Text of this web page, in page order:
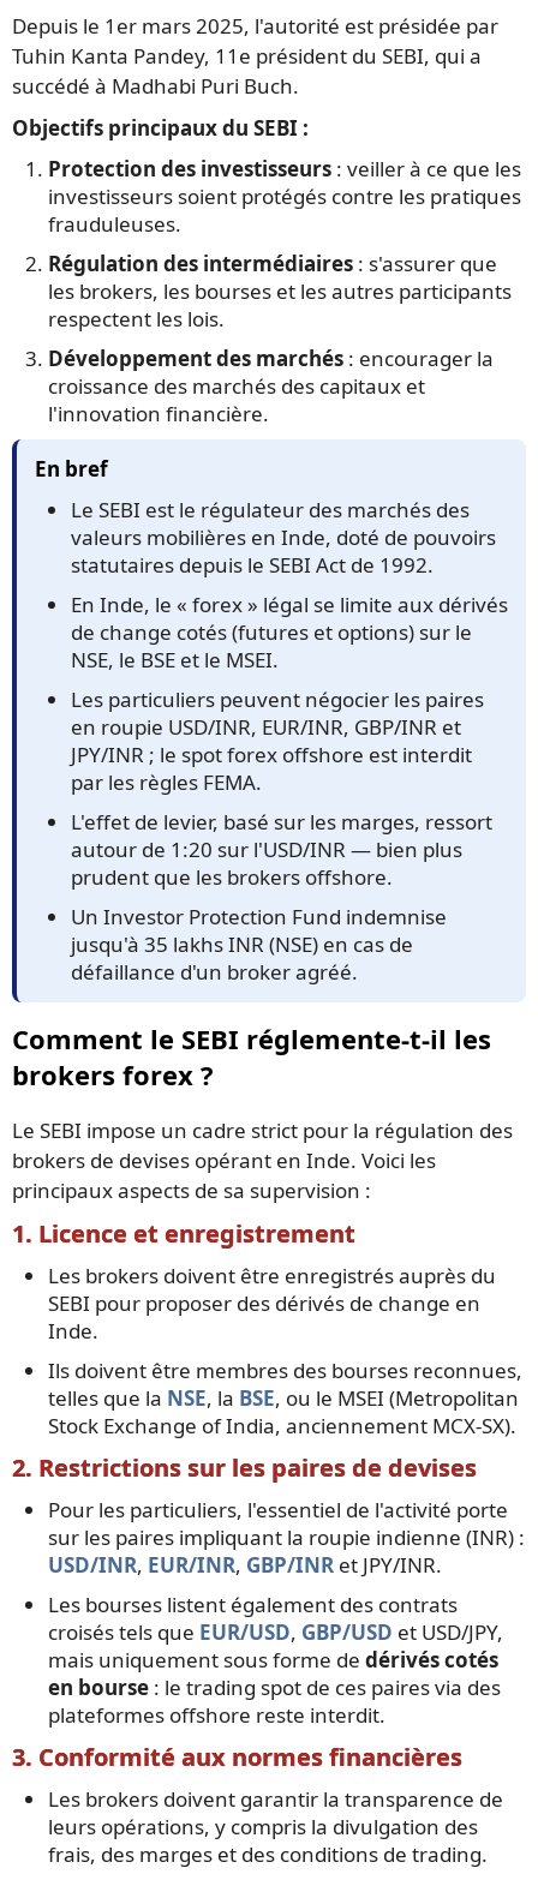
Depuis le 1er mars 2025, l'autorité est présidée par
Tuhin Kanta Pandey, 11e président du SEBI, qui a
succédé à Madhabi Puri Buch.
Objectifs principaux du SEBI :
Protection des investisseurs : veiller à ce que les
investisseurs soient protégés contre les pratiques
frauduleuses.
Régulation des intermédiaires : s'assurer que
les brokers, les bourses et les autres participants
respectent les lois.
Développement des marchés : encourager la
croissance des marchés des capitaux et
l'innovation financière.
En bref
Le SEBI est le régulateur des marchés des
valeurs mobilières en Inde, doté de pouvoirs
statutaires depuis le SEBI Act de 1992.
En Inde, le « forex » légal se limite aux dérivés
de change cotés (futures et options) sur le
NSE, le BSE et le MSEI.
Les particuliers peuvent négocier les paires
en roupie USD/INR, EUR/INR, GBP/INR et
JPY/INR ; le spot forex offshore est interdit
par les règles FEMA.
L'effet de levier, basé sur les marges, ressort
autour de 1:20 sur l'USD/INR — bien plus
prudent que les brokers offshore.
Un Investor Protection Fund indemnise
jusqu'à 35 lakhs INR (NSE) en cas de
défaillance d'un broker agréé.
Comment le SEBI réglemente-t-il les
brokers forex ?
Le SEBI impose un cadre strict pour la régulation des
brokers de devises opérant en Inde. Voici les
principaux aspects de sa supervision :
1. Licence et enregistrement
Les brokers doivent être enregistrés auprès du
SEBI pour proposer des dérivés de change en
Inde.
Ils doivent être membres des bourses reconnues,
telles que la NSE, la BSE, ou le MSEI (Metropolitan
Stock Exchange of India, anciennement MCX-SX).
2. Restrictions sur les paires de devises
Pour les particuliers, l'essentiel de l'activité porte
sur les paires impliquant la roupie indienne (INR) :
USD/INR, EUR/INR, GBP/INR et JPY/INR.
Les bourses listent également des contrats
croisés tels que EUR/USD, GBP/USD et USD/JPY,
mais uniquement sous forme de dérivés cotés
en bourse : le trading spot de ces paires via des
plateformes offshore reste interdit.
3. Conformité aux normes financières
Les brokers doivent garantir la transparence de
leurs opérations, y compris la divulgation des
frais, des marges et des conditions de trading.